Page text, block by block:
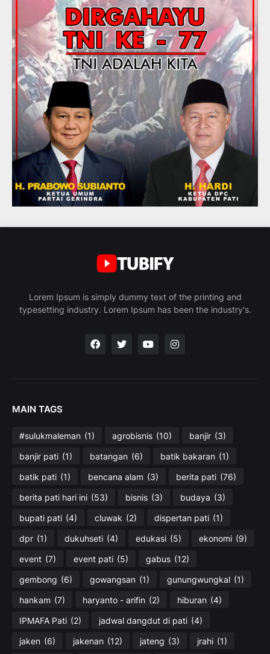
Lorem Ipsum is simply dummy text of the printing and
typesetting industry. Lorem Ipsum has been the industry's.
MAIN TAGS
#sulukmaleman (1) agrobisnis (10) banjir (3)
banjir pati (1) batangan (6) batik bakaran (1)
batik pati (1) bencana alam (3) berita pati (76)
berita pati hari ini (53) bisnis (3) budaya (3)
bupati pati (4) cluwak (2) dispertan pati (1)
dpr (1) dukuhseti (4) edukasi (5) ekonomi (9)
event (7) event pati (5) gabus (12)
gembong (6) gowangsan (1) gunungwungkal (1)
hankam (7) haryanto - arifin (2) hiburan (4)
IPMAFA Pati (2) jadwal dangdut di pati (4)
jaken (6) jakenan (12) jateng (3) jrahi (1)